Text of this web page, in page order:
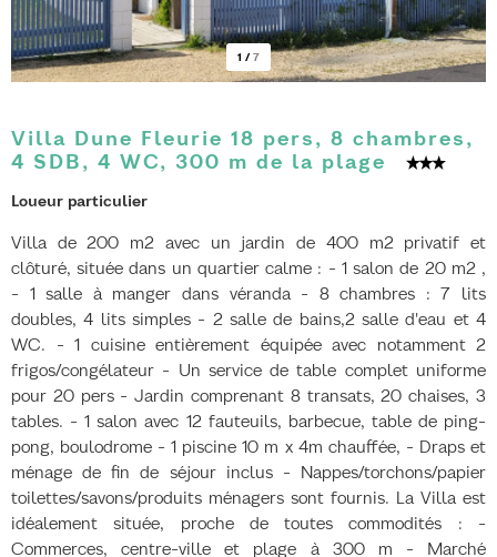
1 / 7
Villa Dune Fleurie 18 pers, 8 chambres,
4 SDB, 4 WC, 300 m de la plage
Loueur particulier
Villa de 200 m2 avec un jardin de 400 m2 privatif et
clôturé, située dans un quartier calme : - 1 salon de 20 m2 ,
- 1 salle à manger dans véranda - 8 chambres : 7 lits
doubles, 4 lits simples - 2 salle de bains,2 salle d'eau et 4
WC. - 1 cuisine entièrement équipée avec notamment 2
frigos/congélateur - Un service de table complet uniforme
pour 20 pers - Jardin comprenant 8 transats, 20 chaises, 3
tables. - 1 salon avec 12 fauteuils, barbecue, table de ping-
pong, boulodrome - 1 piscine 10 m x 4m chauffée, - Draps et
ménage de fin de séjour inclus - Nappes/torchons/papier
toilettes/savons/produits ménagers sont fournis. La Villa est
idéalement située, proche de toutes commodités : -
Commerces, centre-ville et plage à 300 m - Marché